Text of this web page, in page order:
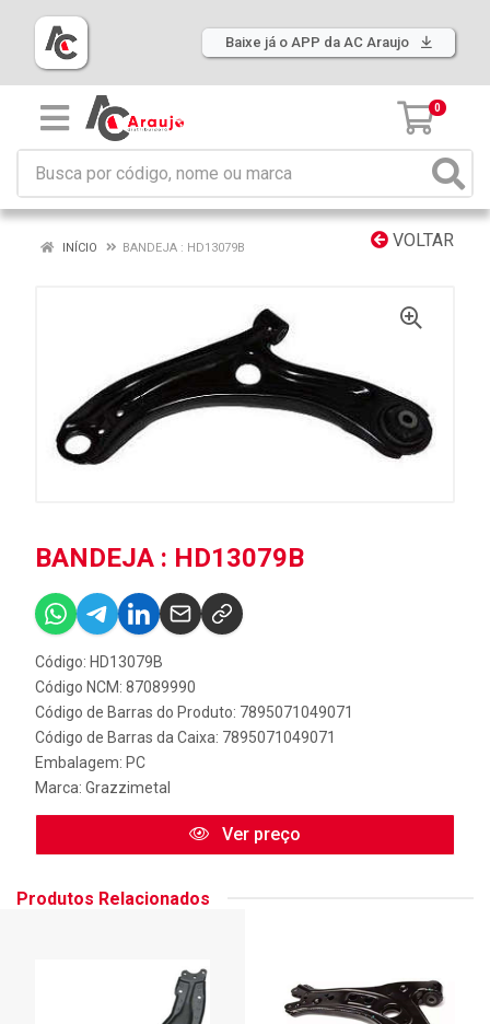
Baixe já o APP da AC Araujo
0
VOLTAR
INÍCIO BANDEJA : HD13079B
BANDEJA : HD13079B
Código: HD13079B
Código NCM: 87089990
Código de Barras do Produto: 7895071049071
Código de Barras da Caixa: 7895071049071
Embalagem: PC
Marca: Grazzimetal
Ver preço
Produtos Relacionados